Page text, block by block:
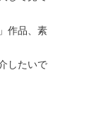
作品、素
したいで